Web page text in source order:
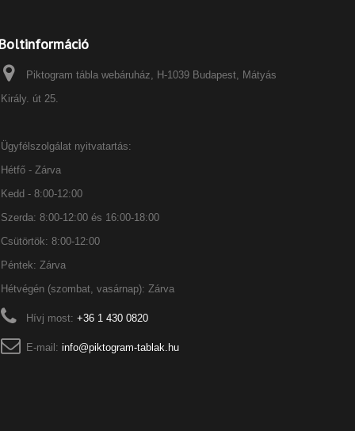
Boltinformáció
Piktogram tábla webáruház, H-1039 Budapest, Mátyás
Király. út 25.
Ügyfélszolgálat nyitvatartás:
Hétfő - Zárva
Kedd - 8:00-12:00
Szerda: 8:00-12:00 és 16:00-18:00
Csütörtök: 8:00-12:00
Péntek: Zárva
Hétvégén (szombat, vasárnap): Zárva
Hívj most: +36 1 430 0820
E-mail: info@piktogram-tablak.hu